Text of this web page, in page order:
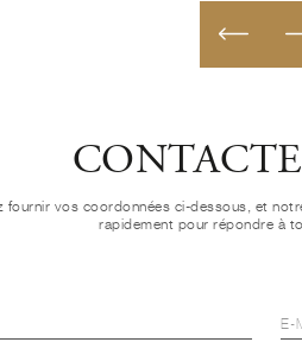
fournir vos coordonnées ci-dessous, et
rapidement pour répondre à